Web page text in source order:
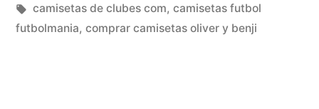
en
Etiquetas:
camisetas de clubes com, camisetas futbol
futbolmania, comprar camisetas oliver y benji